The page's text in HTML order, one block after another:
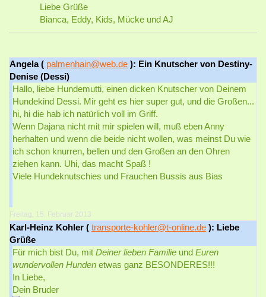
Liebe Grüße
Bianca, Eddy, Kids, Mücke und AJ
Angela ( palmenhain@web.de ): Ein Knutscher von Destiny-
Denise (Dessi)
Hallo, liebe Hundemutti, einen dicken Knutscher von Deinem
Hundekind Dessi. Mir geht es hier super gut, und die Großen...
hi, hi die hab ich natürlich voll im Griff.
Wenn Dajana nicht mit mir spielen will, muß eben Anny
herhalten und wenn die beide nicht wollen, was meinst Du wie
ich schon knurren, bellen und den Großen an den Ohren
ziehen kann. Uhi, das macht Spaß !
Viele Hundeknutschies und Frauchen Bussis aus Bias
Freitag, 15. Februar 2013
Karl-Heinz Kohler ( transporte-kohler@t-online.de ): Liebe
Grüße
Für mich bist Du, mit Deiner lieben Familie und Euren
wundervollen Hunden etwas ganz BESONDERES!!!
In Liebe,
Dein Bruder